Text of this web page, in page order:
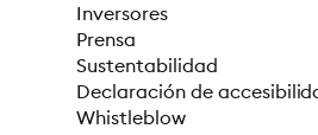
Inversores
Prensa
Sustentabilidad
Declaración de
Whistleblow